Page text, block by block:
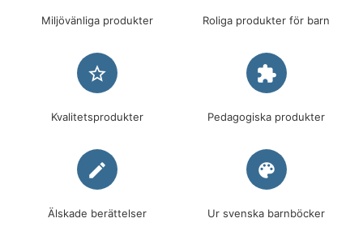
Miljövänliga produkter Roliga produkter för barn
star_border
Kvalitetsprodukter
extension
Pedagogiska produkter
edit
Älskade berättelser
palette
Ur svenska barnböcker